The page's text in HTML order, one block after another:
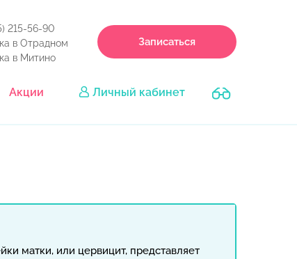
215-56-90
в Отрадном
в Митино
Записаться
Акции Личный кабинет
матки, или цервицит, представляет